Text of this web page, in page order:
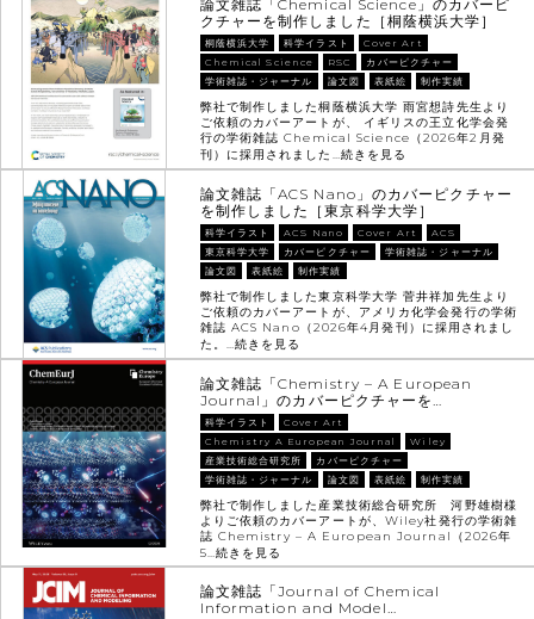
論文雑誌「Chemical Science」のカバーピ
クチャーを制作しました［桐蔭横浜大学］
桐蔭横浜大学 科学イラスト
Cover Art
Chemical Science
RSC
カバーピクチャー
学術雑誌・ジャーナル
論文図 表紙絵 制作実績
弊社で制作しました桐蔭横浜大学 雨宮想詩先生より
ご依頼のカバーアートが、 イギリスの王立化学会発
行の学術雑誌 Chemical Science（2026年2月発
刊）に採用されました…続きを見る
論文雑誌「ACS Nano」のカバーピクチャー
を制作しました［東京科学大学］
科学イラスト ACS Nano Cover Art
ACS
東京科学大学
カバーピクチャー
学術雑誌・ジャーナル
論文図
表紙絵 制作実績
弊社で制作しました東京科学大学 菅井祥加先生より
ご依頼のカバーアートが、アメリカ化学会発行の学術
雑誌 ACS Nano（2026年4月発刊）に採用されまし
た。…続きを見る
論文雑誌「Chemistry – A European
Journal」のカバーピクチャーを…
科学イラスト
Cover Art
Chemistry A European Journal
Wiley
産業技術総合研究所
カバーピクチャー
学術雑誌・ジャーナル
論文図 表紙絵 制作実績
弊社で制作しました産業技術総合研究所 河野雄樹様
よりご依頼のカバーアートが、Wiley社発行の学術雑
誌 Chemistry – A European Journal（2026年
5…続きを見る
論文雑誌「Journal of Chemical
Information and Model…